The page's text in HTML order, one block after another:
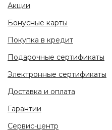
Акции
Бонусные карты
Покупка в кредит
Подарочные сертификаты
Электронные сертификаты
Доставка и оплата
Гарантии
Сервис-центр